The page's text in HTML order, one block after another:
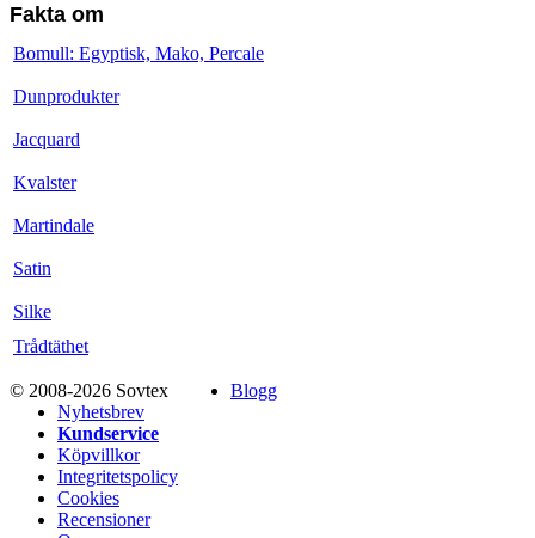
Fakta om
Bomull: Egyptisk, Mako, Percale
Dunprodukter
Jacquard
Kvalster
Martindale
Satin
Silke
Trådtäthet
© 2008-2026 Sovtex
Blogg
Nyhetsbrev
Kundservice
Köpvillkor
Integritetspolicy
Cookies
Recensioner